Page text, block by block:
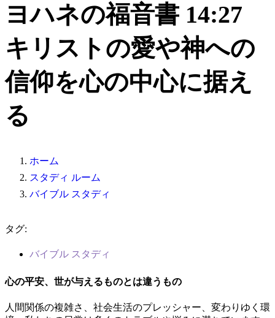
ヨハネの福音書 14:27
キリストの愛や神への
信仰を心の中心に据え
る
ホーム
スタディ ルーム
バイブル スタディ
タグ:
バイブル スタディ
心の平安、世が与えるものとは違うもの
人間関係の複雑さ、社会生活のプレッシャー、変わりゆく環